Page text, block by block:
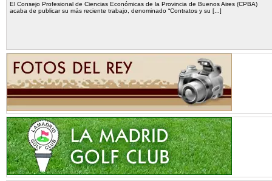
El Consejo Profesional de Ciencias Económicas de la Provincia de Buenos Aires (CPBA)
acaba de publicar su más reciente trabajo, denominado “Contratos y su [...]